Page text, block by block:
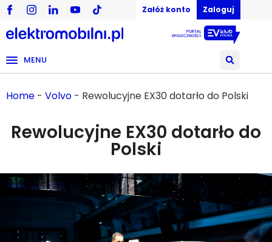
Załóż konto Zaloguj
MENU
Home - Volvo - Rewolucyjne EX30 dotarło do Polski
Rewolucyjne EX30 dotarło do
Polski